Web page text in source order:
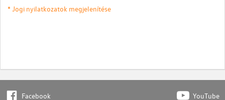
* Jogi nyilatkozatok megjelenítése
Facebook YouTube